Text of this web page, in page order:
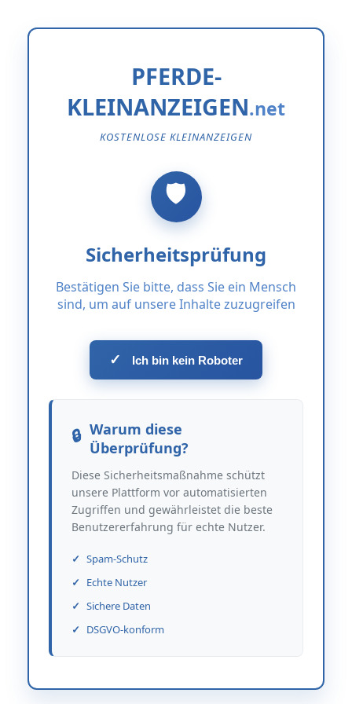
PFERDE-
KLEINANZEIGEN
KOSTENLOSE KLEINANZEIGEN
Sicherheitsprüfung
Bestätigen Sie bitte, dass Sie ein Mensch
sind, um auf unsere Inhalte zuzugreifen
✓ Ich bin kein Roboter
Warum diese
Überprüfung?
Diese Sicherheitsmaßnahme schützt
unsere Plattform vor automatisierten
Zugriffen und gewährleistet die beste
Benutzererfahrung für echte Nutzer.
Spam-Schutz
Echte Nutzer
Sichere Daten
DSGVO-konform